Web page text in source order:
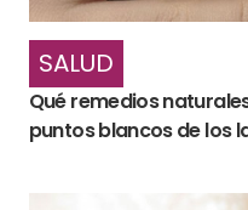
SALUD
Qué remedios
puntos blancos de los